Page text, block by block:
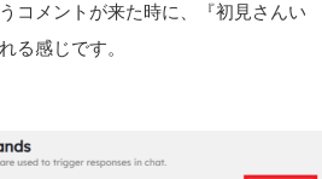
コメントが来た時に、『初見さんい
る感じです。